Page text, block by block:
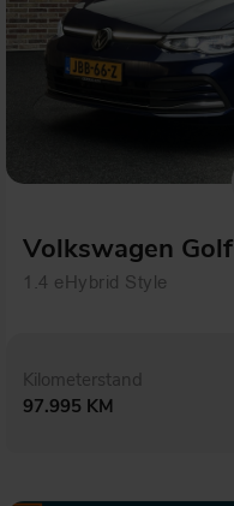
Volkswagen Golf
1.4 eHybrid Style
Kilometerstand
97.995 KM